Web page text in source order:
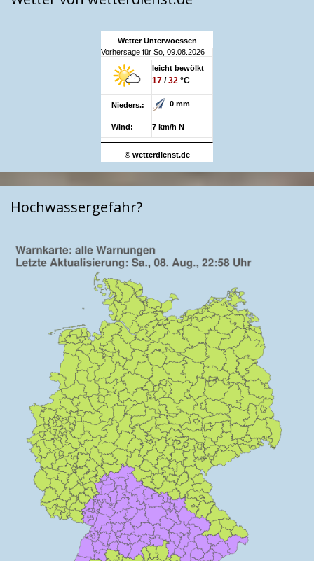
Wetter Unterwoessen
Vorhersage für So, 09.08.2026
leicht bewölkt
17 /32 °C
Nieders.: 0 mm
Wind: 7 km/h N
© wetterdienst.de
Hochwassergefahr?